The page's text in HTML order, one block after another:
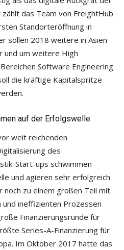
das Team von FreightHub
Standorteröffnung in
sollen 2018 weitere in Asien
und um weitere High
Software Engineering
die kräftige Kapitalspritze
auf der Erfolgswelle
weit reichenden
des
Start-ups schwimmen
und agieren sehr erfolgreich
zu einem großen Teil mit
ineffizienten Prozessen
Finanzierungsrunde für
Series-A-Finanzierung für
Im Oktober 2017 hatte das